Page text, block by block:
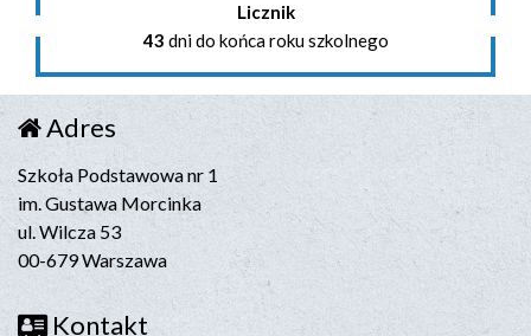
Licznik
43 dni do końca roku szkolnego
Adres
Szkoła Podstawowa nr 1
im. Gustawa Morcinka
ul. Wilcza 53
00-679 Warszawa
Kontakt